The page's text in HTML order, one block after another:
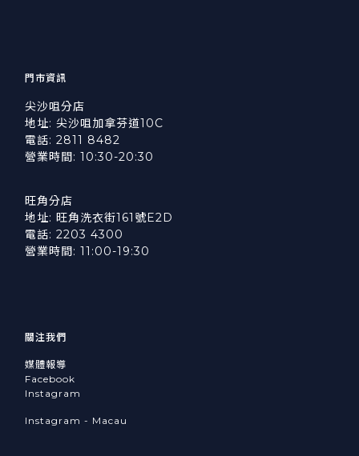
門市資訊
尖沙咀分店
地址: 尖沙咀加拿芬道10C
電話: 2811 8482
營業時間: 10:30-20:30
旺角分店
地址: 旺角洗衣街161號E2D
電話: 2203 4300
營業時間: 11:00-19:30
關注我們
媒體報導
Facebook
Instagram
Instagram - Macau